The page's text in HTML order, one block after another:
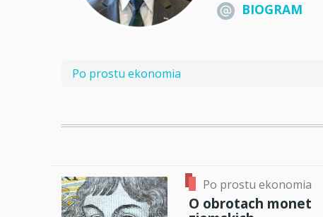
BIOGRAM
Po prostu ekonomia
Po prostu ekonomia
O obrotach monet